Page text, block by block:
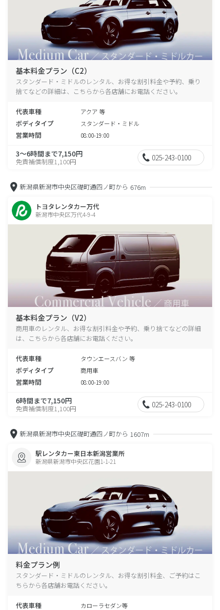
基本料金プラン（C2）
スタンダード・ミドルのレンタル、お得な割引料金や予約、乗り
捨てなどの詳細は、こちらから各店舗にお電話ください。
代表車種 アクア 等
ボディタイプ スタンダード・ミドル
営業時間 08:00-19:00
3～6時間まで7,150円
免責補償制度1,100円 025-243-0100
新潟県新潟市中央区礎町通四ノ町から 676m
トヨタレンタカー万代
新潟市中央区万代4-9-4
基本料金プラン（V2）
商用車のレンタル、お得な割引料金や予約、乗り捨てなどの詳細
は、こちらから各店舗にお電話ください。
代表車種 タウンエースバン 等
ボディタイプ 商用車
営業時間 08:00-19:00
6時間まで7,150円
免責補償制度1,100円 025-243-0100
新潟県新潟市中央区礎町通四ノ町から 1607m
駅レンタカー東日本新潟営業所
新潟県新潟市中央区花園1-1-21
料金プラン例
スタンダード・ミドルのレンタル、お得な割引料金、ご予約はこ
ちらから各店舗お電話ください。
代表車種 カローラセダン等